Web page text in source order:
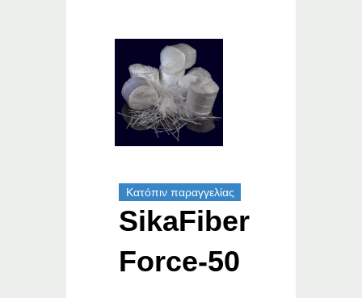
Κατόπιν παραγγελίας
SikaFiber
Force-50